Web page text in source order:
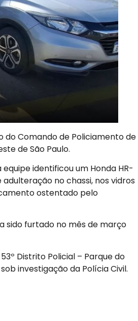
do Comando de Policiamento de
de São Paulo.
identificou um Honda HR-
no chassi, nos vidros
ostentado pelo
sido furtado no mês de março
Distrito Policial – Parque do
investigação da Polícia Civil.